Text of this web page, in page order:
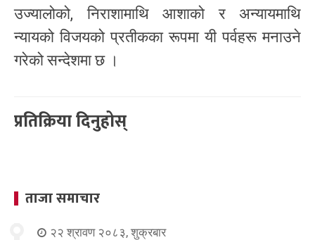
उज्यालोको, निराशामाथि आशाको र अन्यायमाथि
न्यायको विजयको प्रतीकका रूपमा यी पर्वहरू मनाउने
गरेको सन्देशमा छ ।
प्रतिक्रिया दिनुहोस्
ताजा समाचार
२२ श्रावण २०८३, शुक्रबार